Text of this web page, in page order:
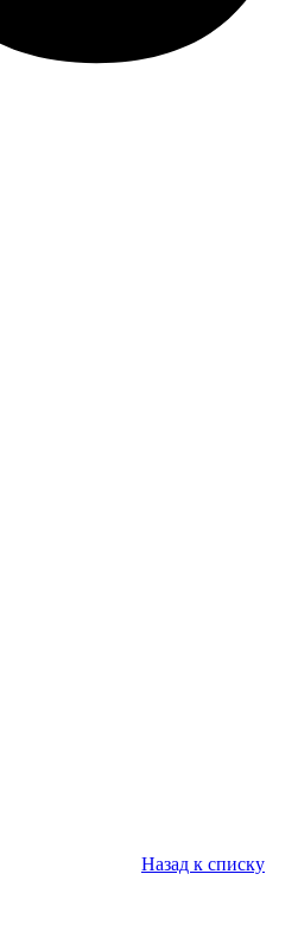
Назад к списку